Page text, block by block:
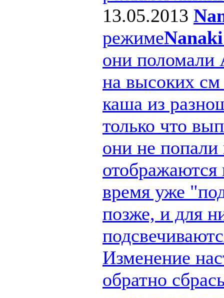
13.05.2013
режиме
они поломали
на высоких
каша из
только что
они не попали
время уже
позже, и для
Изменение
обратно